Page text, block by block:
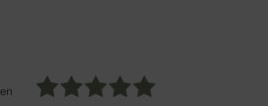
Średnia ocena 5 z 5 gwiazdek